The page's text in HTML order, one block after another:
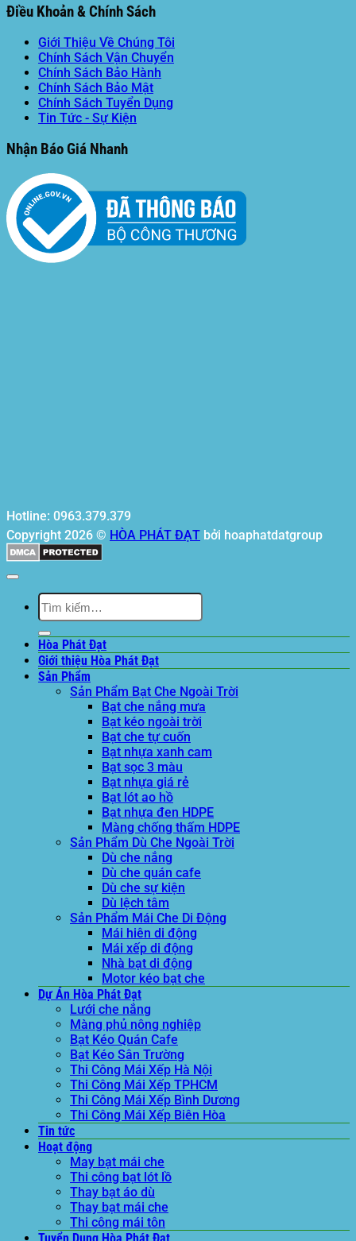
Điều Khoản & Chính Sách
Giới Thiệu Về Chúng Tôi
Chính Sách Vận Chuyển
Chính Sách Bảo Hành
Chính Sách Bảo Mật
Chính Sách Tuyển Dụng
Tin Tức - Sự Kiện
Nhận Báo Giá Nhanh
Hotline: 0963.379.379
Copyright 2026 © HÒA PHÁT ĐẠT bởi hoaphatdatgroup
Tìm
kiếm:
Hòa Phát Đạt
Giới thiệu Hòa Phát Đạt
Sản Phẩm
Sản Phẩm Bạt Che Ngoài Trời
Bạt che nắng mưa
Bạt kéo ngoài trời
Bạt che tự cuốn
Bạt nhựa xanh cam
Bạt sọc 3 màu
Bạt nhựa giá rẻ
Bạt lót ao hồ
Bạt nhựa đen HDPE
Màng chống thấm HDPE
Sản Phẩm Dù Che Ngoài Trời
Dù che nắng
Dù che quán cafe
Dù che sự kiện
Dù lệch tâm
Sản Phẩm Mái Che Di Động
Mái hiên di động
Mái xếp di động
Nhà bạt di động
Motor kéo bạt che
Dự Án Hòa Phát Đạt
Lưới che nắng
Màng phủ nông nghiệp
Bạt Kéo Quán Cafe
Bạt Kéo Sân Trường
Thi Công Mái Xếp Hà Nội
Thi Công Mái Xếp TPHCM
Thi Công Mái Xếp Bình Dương
Thi Công Mái Xếp Biên Hòa
Tin tức
Hoạt động
May bạt mái che
Thi công bạt lót lồ
Thay bạt áo dù
Thay bạt mái che
Thi công mái tôn